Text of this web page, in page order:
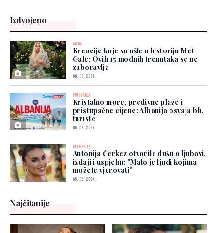
Izdvojeno
MODA
Kreacije koje su ušle u historiju Met
Gale: Ovih 15 modnih trenutaka se ne
zaboravlja
06. 08. 2026.
PUTOVANJA
Kristalno more, predivne plaže i
pristupačne cijene: Albanija osvaja bh.
turiste
06. 08. 2026.
CELEBRITY
Antonija Čerkez otvorila dušu o ljubavi,
izdaji i uspjehu: "Malo je ljudi kojima
možete vjerovati"
05. 08. 2026.
Najčitanije